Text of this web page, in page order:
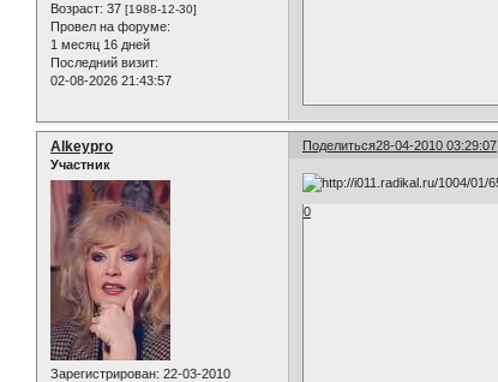
Возраст: 37 [1988-12-30]
Провел на форуме:
1 месяц 16 дней
Последний визит:
02-08-2026 21:43:57
Поделиться28-04-2010 03:29:07
Alkeypro
Участник
Зарегистрирован: 22-03-2010
0